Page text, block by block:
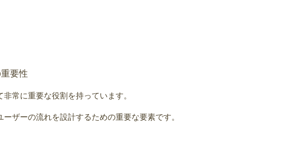
要性
常に重要な役割を持っています。
ザーの流れを設計するための重要な要素です。